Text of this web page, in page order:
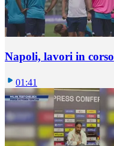
Napoli, lavori in corso
01:41